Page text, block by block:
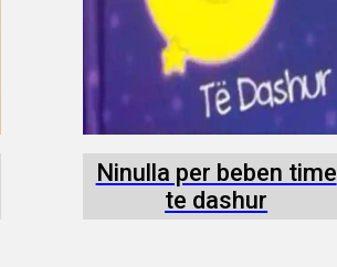
Ninulla per beben time
te dashur